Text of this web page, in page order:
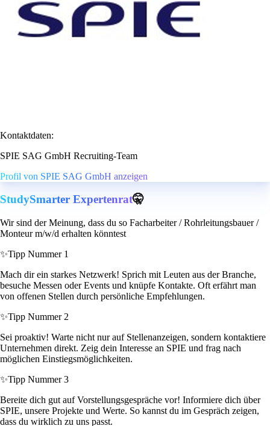
Kontaktdaten:
SPIE SAG GmbH Recruiting-Team
Profil von SPIE SAG GmbH anzeigen
StudySmarter Expertenrat🤫
Wir sind der Meinung, dass du so Facharbeiter / Rohrleitungsbauer /
Monteur m/w/d erhalten könntest
✨Tipp Nummer 1
Mach dir ein starkes Netzwerk! Sprich mit Leuten aus der Branche,
besuche Messen oder Events und knüpfe Kontakte. Oft erfährt man
von offenen Stellen durch persönliche Empfehlungen.
✨Tipp Nummer 2
Sei proaktiv! Warte nicht nur auf Stellenanzeigen, sondern kontaktiere
Unternehmen direkt. Zeig dein Interesse an SPIE und frag nach
möglichen Einstiegsmöglichkeiten.
✨Tipp Nummer 3
Bereite dich gut auf Vorstellungsgespräche vor! Informiere dich über
SPIE, unsere Projekte und Werte. So kannst du im Gespräch zeigen,
dass du wirklich zu uns passt.